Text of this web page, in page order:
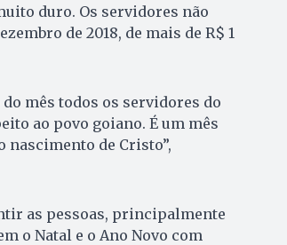
duro. Os servidores não
de 2018, de mais de R$ 1
mês todos os servidores do
ao povo goiano. É um mês
nascimento de Cristo”,
as pessoas, principalmente
o Natal e o Ano Novo com